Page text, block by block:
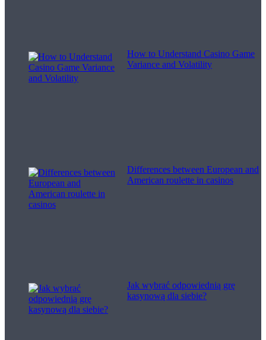
How to Understand Casino Game
Variance and Volatility
Differences between European and
American roulette in casinos
Jak wybrać odpowiednią grę
kasynową dla siebie?